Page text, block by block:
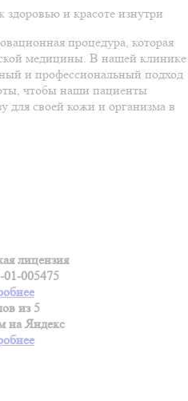
и красоте изнутри
процедура, которая
медицины. В нашей клинике
и профессиональный подход
чтобы наши пациенты
для своей кожи и организма в
лицензия
005475
из 5
на Яндекс